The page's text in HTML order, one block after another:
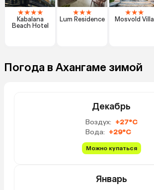
★★★★
Kabalana
Beach Hotel
★★★
Lum Residence
★★★
Mosvold Villa
Погода в Ахангаме зимой
Декабрь
Воздух: +27°C
Вода: +29°C
Можно купаться
Январь